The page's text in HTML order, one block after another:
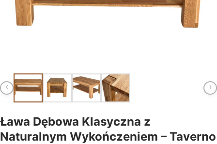
‹ ›
Ława Dębowa Klasyczna z
Naturalnym Wykończeniem – Taverno